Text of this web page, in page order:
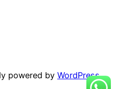
powered by WordPress